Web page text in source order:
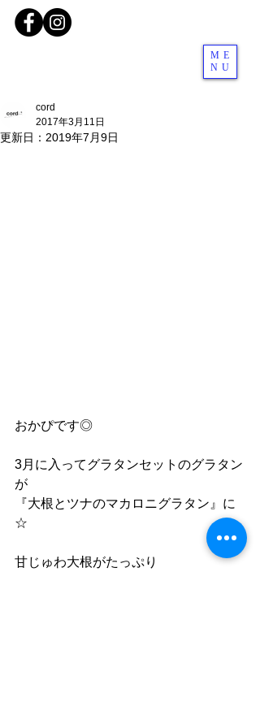
ME
NU
cord
2017年3月11日
更新日： 2019年7月9日
おかぴです◎
3月に入ってグラタンセットのグラタン
が
『大根とツナのマカロニグラタン』に
☆
甘じゅわ大根がたっぷり